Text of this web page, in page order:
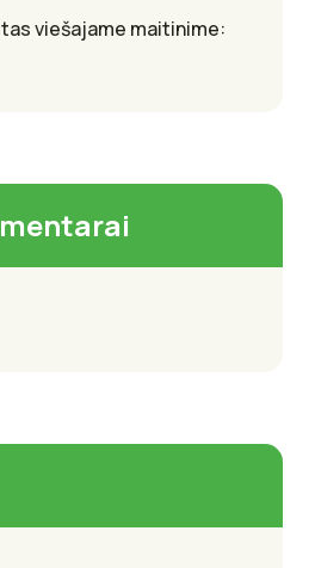
viešajame maitinime: